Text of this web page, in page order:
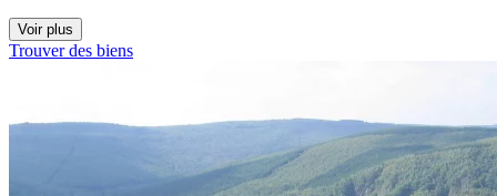
Voir plus
Trouver des biens